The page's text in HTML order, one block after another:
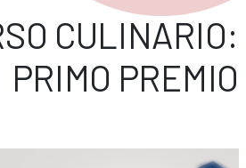
CULINARIO:
PRIMO PREMIO